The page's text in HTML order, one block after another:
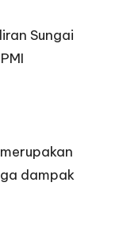
Sungai
dampak